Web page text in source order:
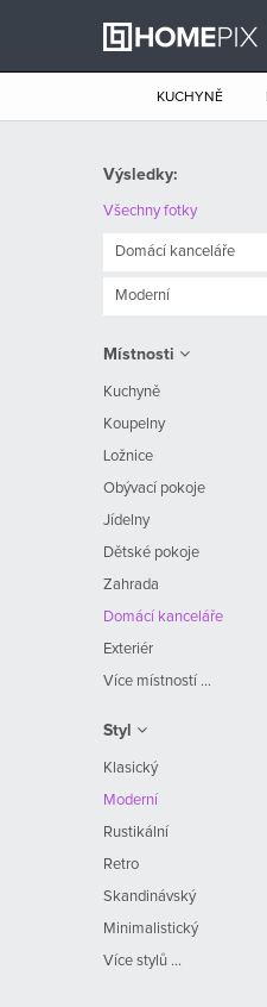
KUCHYNĚ
Výsledky:
Všechny fotky
Domácí kanceláře
Moderní
Místnosti
Kuchyně
Koupelny
Ložnice
Obývací pokoje
Jídelny
Dětské pokoje
Zahrada
Domácí kanceláře
Exteriér
Více místností ...
Styl
Klasický
Moderní
Rustikální
Retro
Skandinávský
Minimalistický
Více stylů ...